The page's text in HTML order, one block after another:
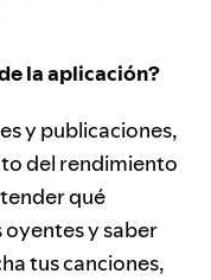
la aplicación?
y publicaciones,
del rendimiento
qué
oyentes y saber
tus canciones,